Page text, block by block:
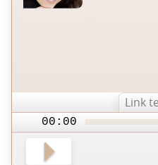
Link
00:00